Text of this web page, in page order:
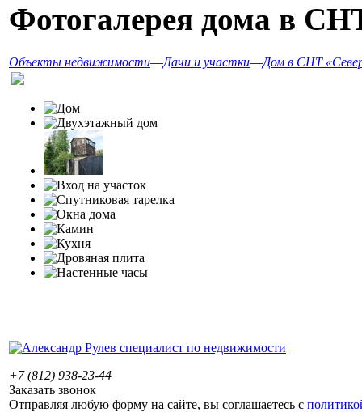
Фотогалерея дома в
Объекты недвижимости—Дачи и участки—Дом в СНТ
+7 (812) 938-23-44
Заказать звонок
Отправляя любую форму на сайте, вы соглашаетесь с